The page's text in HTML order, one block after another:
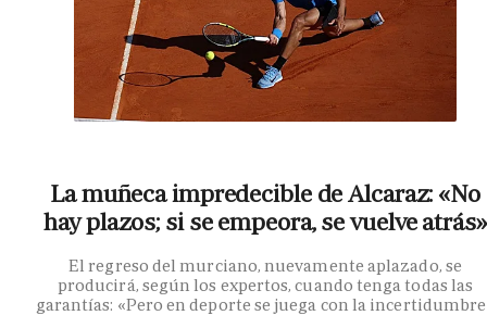
La muñeca impredecible de Alcaraz: «No
hay plazos; si se empeora, se vuelve atrás»
El regreso del murciano, nuevamente aplazado, se
producirá, según los expertos, cuando tenga todas las
garantías: «Pero en deporte se juega con la